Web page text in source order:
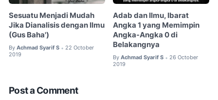
Sesuatu Menjadi Mudah
Jika Dianalisis dengan Ilmu
(Gus Baha')
By Achmad Syarif S • 22 October
2019
Adab dan Ilmu, Ibarat
Angka 1 yang Memimpin
Angka-Angka 0 di
Belakangnya
By Achmad Syarif S • 26 October
2019
Post a Comment